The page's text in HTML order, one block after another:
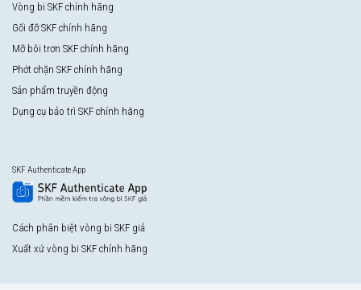
Vòng bi SKF chính hãng
Gối đỡ SKF chính hãng
Mỡ bôi trơn SKF chính hãng
Phớt chặn SKF chính hãng
Sản phẩm truyền động
Dụng cụ bảo trì SKF chính hãng
SKF Authenticate App
Cách phân biệt vòng bi SKF giả
Xuất xứ vòng bi SKF chính hãng